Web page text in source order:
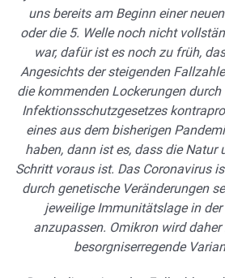
uns bereits am Beginn einer
oder die 5. Welle noch nicht
war, dafür ist es noch zu früh,
Angesichts der steigenden
die kommenden Lockerungen durch
Infektionsschutzgesetzes
eines aus dem bisherigen
haben, dann ist es, dass die Natur
Schritt voraus ist. Das Coronavirus
durch genetische Veränderungen
jeweilige Immunitätslage in der
anzupassen. Omikron wird
besorgniserregende